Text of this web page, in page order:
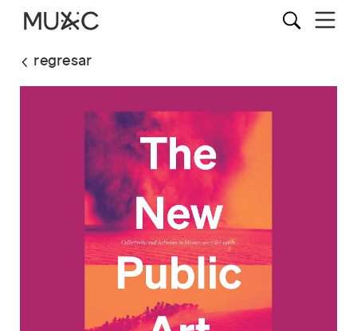
regresar